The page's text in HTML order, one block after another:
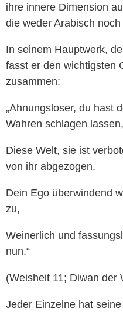
ihre innere Dimension
die weder Arabisch
In seinem Hauptwerk,
fasst er den wichtigsten
zusammen:
„Ahnungsloser, du hast
Wahren schlagen lassen,
Diese Welt, sie ist
von ihr abgezogen,
Dein Ego überwindend
zu,
Weinerlich und
nun.“
(Weisheit 11; Diwan der
Jeder Einzelne hat